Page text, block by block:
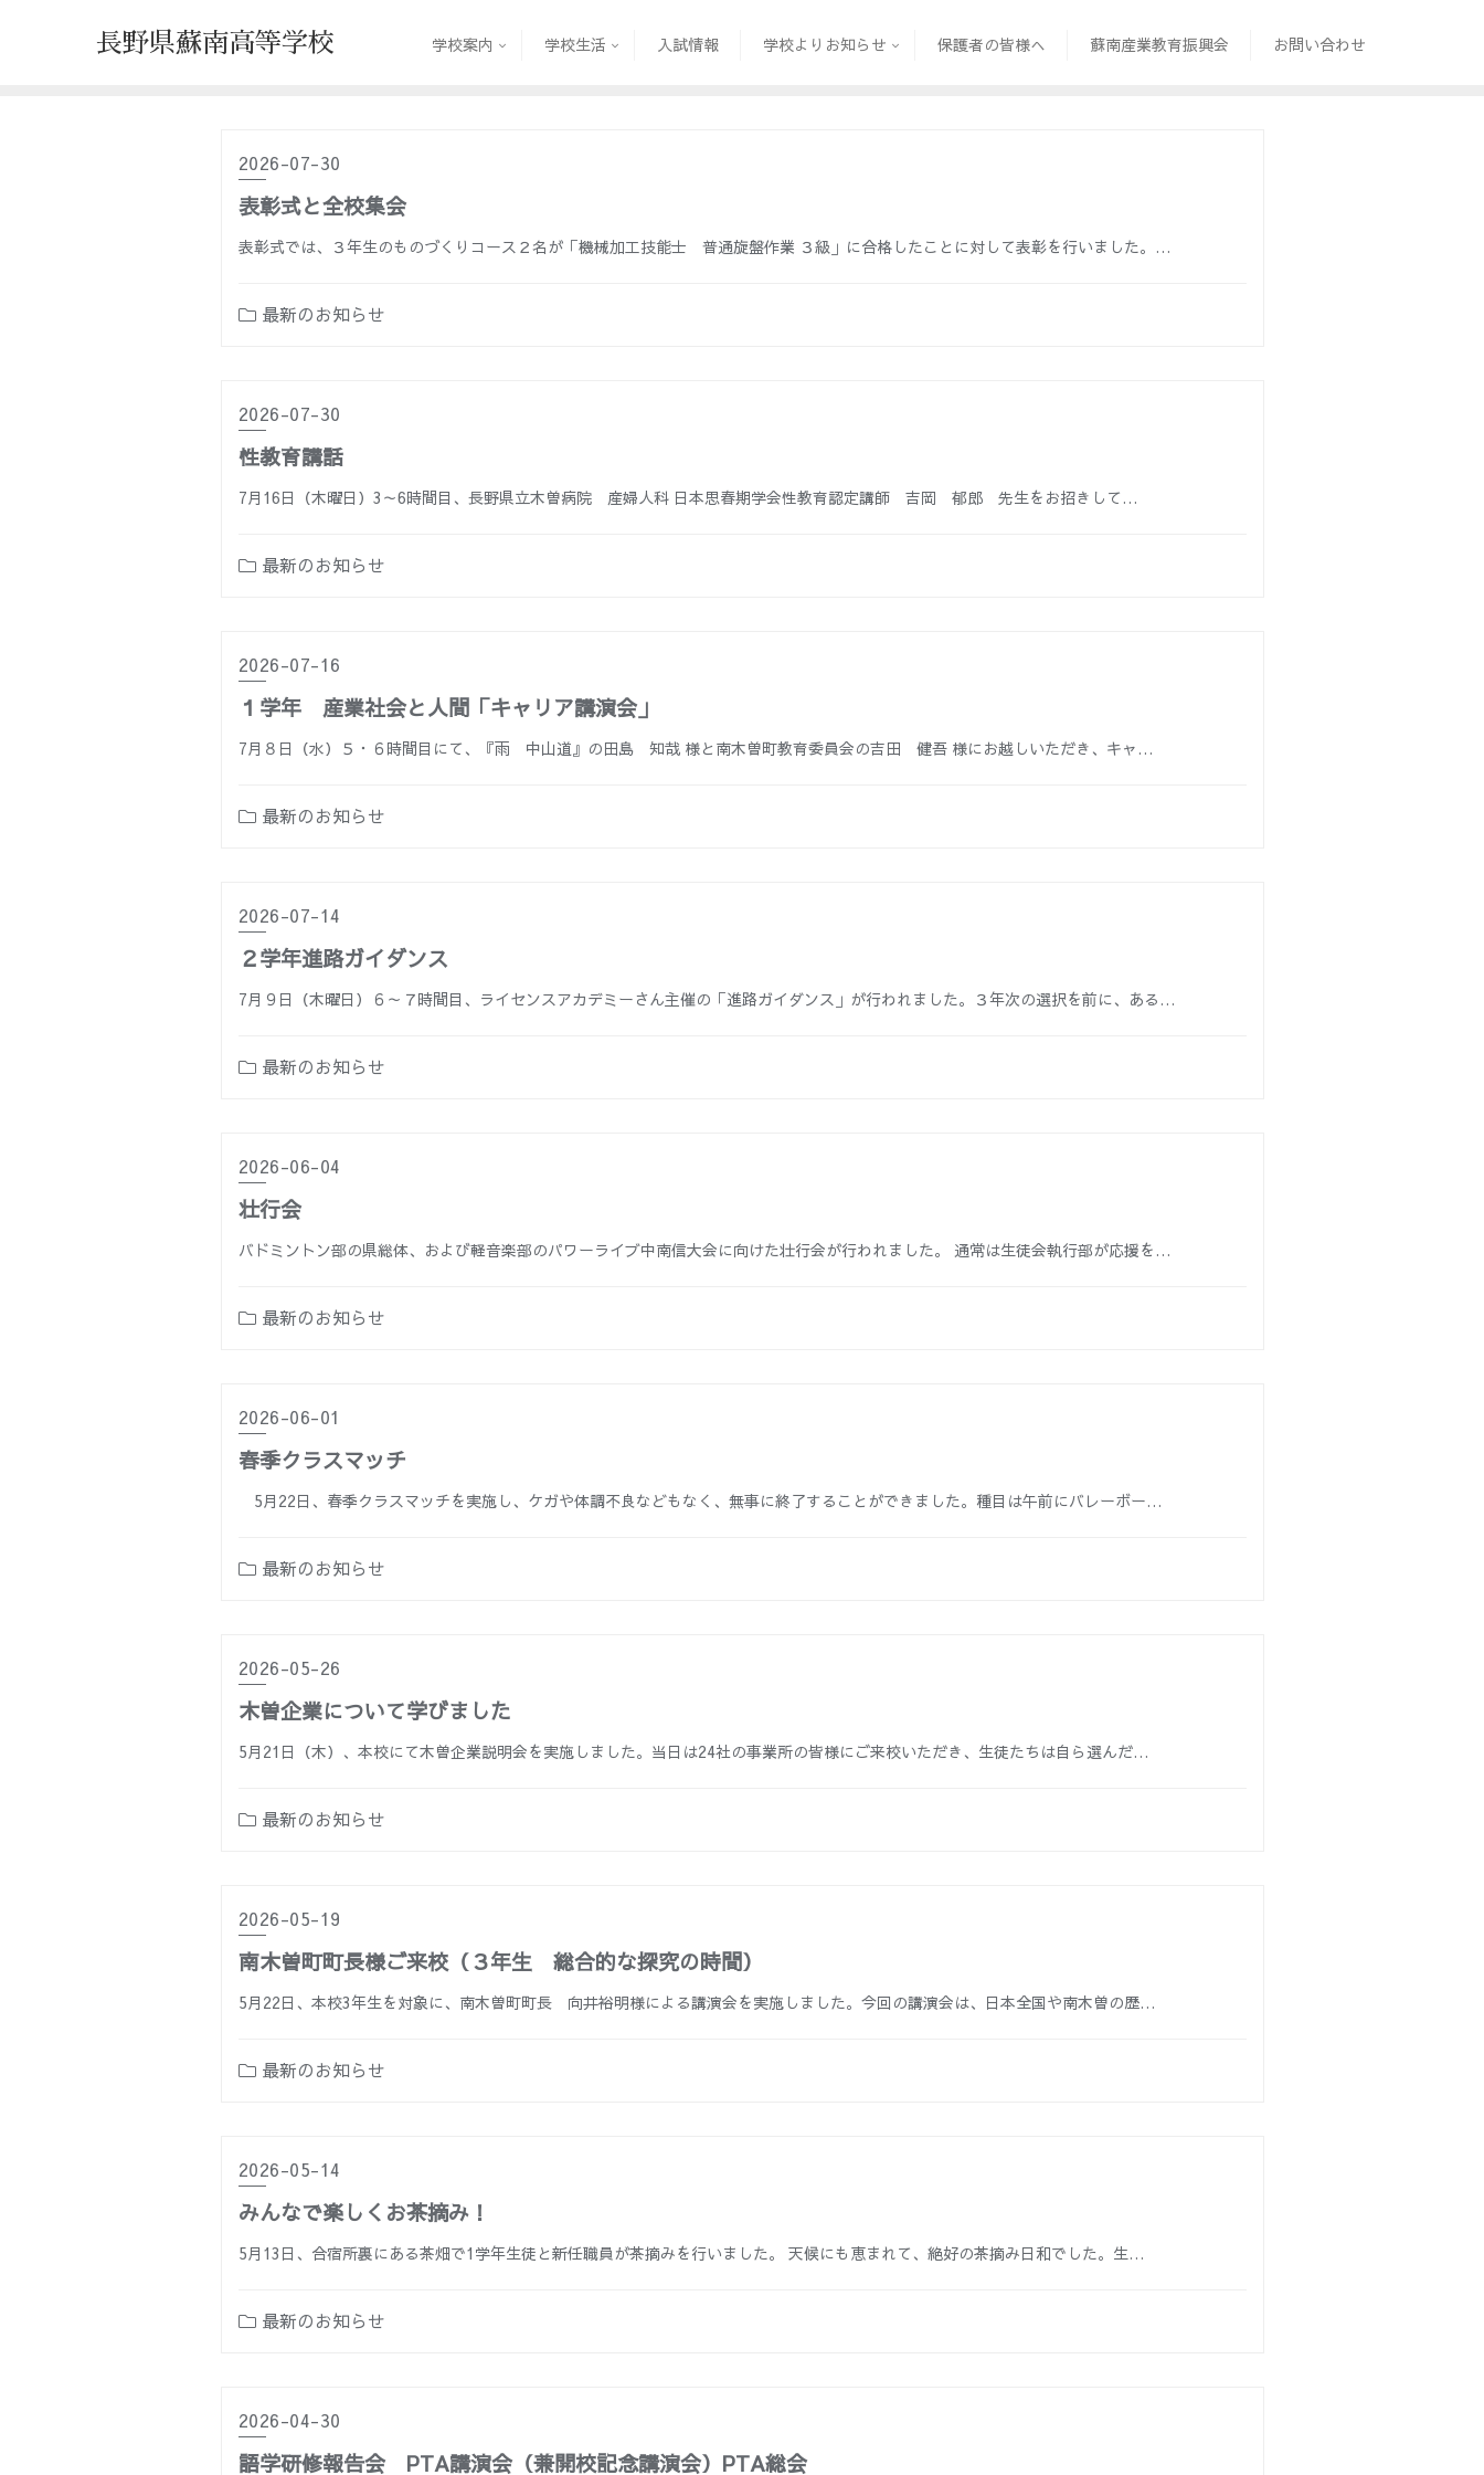
長野県蘇南高等学校 学校案内 学校生活 入試情報 学校よりお知らせ 保護者の皆様へ 蘇南産業教育振興会 お問い合わせ
2026-07-30
表彰式と全校集会
表彰式では、３年生のものづくりコース２名が「機械加工技能士 普通旋盤作業 ３級」に合格したことに対して表彰を行いました。…
最新のお知らせ
2026-07-30
性教育講話
7月16日（木曜日）3～6時間目、長野県立木曽病院 産婦人科 日本思春期学会性教育認定講師 吉岡 郁郎 先生をお招きして…
最新のお知らせ
2026-07-16
１学年 産業社会と人間「キャリア講演会」
7月８日（水）５・６時間目にて、『雨 中山道』の田島 知哉 様と南木曽町教育委員会の吉田 健吾 様にお越しいただき、キャ…
最新のお知らせ
2026-07-14
２学年進路ガイダンス
7月９日（木曜日）６～７時間目、ライセンスアカデミーさん主催の「進路ガイダンス」が行われました。３年次の選択を前に、ある…
最新のお知らせ
2026-06-04
壮行会
バドミントン部の県総体、および軽音楽部のパワーライブ中南信大会に向けた壮行会が行われました。 通常は生徒会執行部が応援を…
最新のお知らせ
2026-06-01
春季クラスマッチ
5月22日、春季クラスマッチを実施し、ケガや体調不良などもなく、無事に終了することができました。種目は午前にバレーボー…
最新のお知らせ
2026-05-26
木曽企業について学びました
5月21日（木）、本校にて木曽企業説明会を実施しました。当日は24社の事業所の皆様にご来校いただき、生徒たちは自ら選んだ…
最新のお知らせ
2026-05-19
南木曽町町長様ご来校（３年生 総合的な探究の時間）
5月22日、本校3年生を対象に、南木曽町町長 向井裕明様による講演会を実施しました。今回の講演会は、日本全国や南木曽の歴…
最新のお知らせ
2026-05-14
みんなで楽しくお茶摘み！
5月13日、合宿所裏にある茶畑で1学年生徒と新任職員が茶摘みを行いました。 天候にも恵まれて、絶好の茶摘み日和でした。生…
最新のお知らせ
2026-04-30
語学研修報告会 PTA講演会（兼開校記念講演会）PTA総会